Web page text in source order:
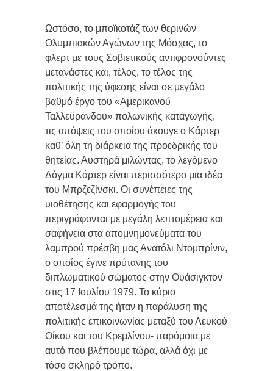
Ωστόσο, το μποϊκοτάζ των θερινών
Ολυμπιακών Αγώνων της Μόσχας, το
φλερτ με τους Σοβιετικούς αντιφρονούντες
μετανάστες και, τέλος, το τέλος της
πολιτικής της ύφεσης είναι σε μεγάλο
βαθμό έργο του «Αμερικανού
Ταλλεϋράνδου» πολωνικής καταγωγής,
τις απόψεις του οποίου άκουγε ο Κάρτερ
καθ’ όλη τη διάρκεια της προεδρικής του
θητείας. Αυστηρά μιλώντας, το λεγόμενο
Δόγμα Κάρτερ είναι περισσότερο μια ιδέα
του Μπρζεζίνσκι. Οι συνέπειες της
υιοθέτησης και εφαρμογής του
περιγράφονται με μεγάλη λεπτομέρεια και
σαφήνεια στα απομνημονεύματα του
λαμπρού πρέσβη μας Ανατόλι Ντομπρίνιν,
ο οποίος έγινε πρύτανης του
διπλωματικού σώματος στην Ουάσιγκτον
στις 17 Ιουλίου 1979. Το κύριο
αποτέλεσμά της ήταν η παράλυση της
πολιτικής επικοινωνίας μεταξύ του Λευκού
Οίκου και του Κρεμλίνου- παρόμοια με
αυτό που βλέπουμε τώρα, αλλά όχι με
τόσο σκληρό τρόπο.